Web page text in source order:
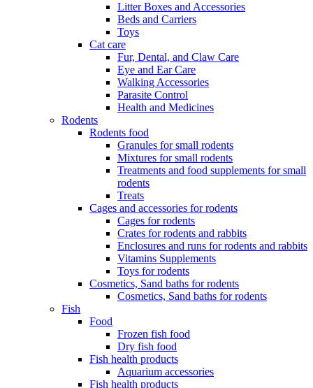
Litter Boxes and Accessories
Beds and Carriers
Toys
Cat care
Fur, Dental, and Claw Care
Eye and Ear Care
Walking Accessories
Parasite Control
Health and Medicines
Rodents
Rodents food
Granules for small rodents
Mixtures for small rodents
Treatments and food supplements for small
rodents
Treats
Cages and accessories for rodents
Cages for rodents
Сrates for rodents and rabbits
Enclosures and runs for rodents and rabbits
Vitamins Supplements
Toys for rodents
Cosmetics, Sand baths for rodents
Cosmetics, Sand baths for rodents
Fish
Food
Frozen fish food
Dry fish food
Fish health products
Aquarium accessories
Fish health products